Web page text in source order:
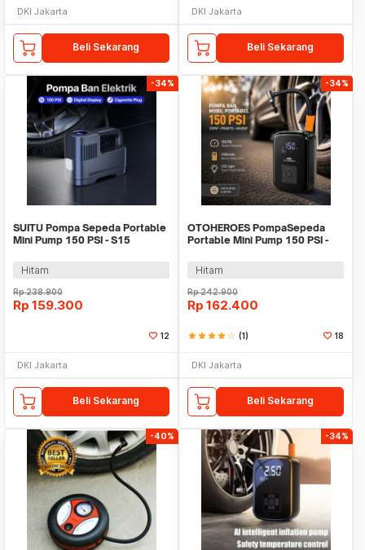
DKI Jakarta
Beli Sekarang
DKI Jakarta
Beli Sekarang
-34%
SUITU Pompa Sepeda Portable
Mini Pump 150 PSI - S15
Hitam
Rp238.900
Rp 159.300
12
DKI Jakarta
Beli Sekarang
-34%
OTOHEROES PompaSepeda
Portable Mini Pump 150 PSI -
Hitam
Rp242.900
Rp 162.400
starstarstarstarstar_border (1) 18
DKI Jakarta
Beli Sekarang
-40% -34%